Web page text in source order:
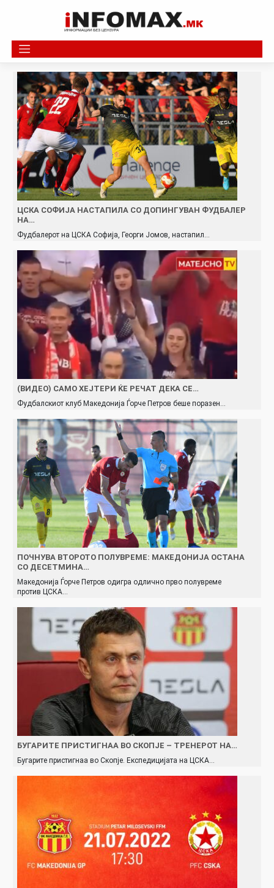
ЦСКА СОФИЈА НАСТАПИЛА СО ДОПИНГУВАН ФУДБАЛЕР
НА…
Фудбалерот на ЦСКА Софија, Георги Јомов, настапил…
(ВИДЕО) САМО ХЕЈТЕРИ ЌЕ РЕЧАТ ДЕКА СЕ…
Фудбалскиот клуб Македонија Ѓорче Петров беше поразен…
ПОЧНУВА ВТОРОТО ПОЛУВРЕМЕ: МАКЕДОНИЈА ОСТАНА
СО ДЕСЕТМИНА…
Македонија Ѓорче Петров одигра одлично прво полувреме
против ЦСКА…
БУГАРИТЕ ПРИСТИГНАА ВО СКОПЈЕ – ТРЕНЕРОТ НА…
Бугарите пристигнаа во Скопје. Експедицијата на ЦСКА…